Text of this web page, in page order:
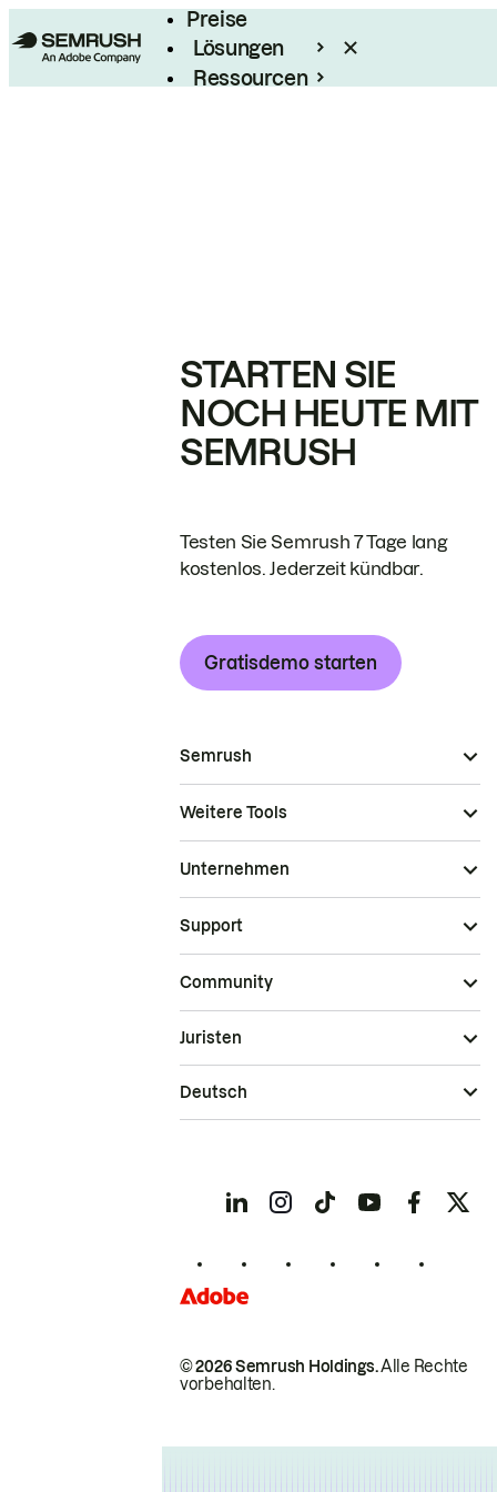
Preise
Lösungen
Ressourcen
STARTEN SIE
NOCH HEUTE MIT
SEMRUSH
Testen Sie Semrush 7 Tage lang
kostenlos. Jederzeit kündbar.
Gratisdemo starten
Semrush
Weitere Tools
Unternehmen
Support
Community
© 2026 Semrush Holdings.Alle Rechte
vorbehalten.
Juristen
Deutsch